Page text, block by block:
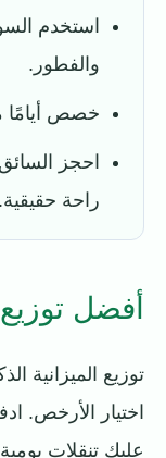
استخدم
والفطور.
خصص أيامًا
احجز
راحة حقيقية.
أفضل
توزيع الميزانية
اختيار الأرخص.
عليك تنقلات